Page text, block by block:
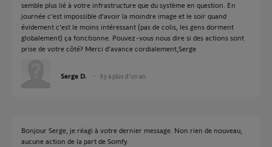
semble plus lié à votre infrastructure que du système en question. En
journée c'est impossible d'avoir la moindre image et le soir quand
évidement c'est le moins intéressant (pas de colis, les gens dorment
globalement) ça fonctionne. Pouvez-vous nous dire si des actions sont
prise de votre côté? Merci d'avance cordialement,Serge
Serge D. il y a plus d'un an
Bonjour Serge, je réagi à votre dernier message. Non rien de nouveau,
aucune action de la part de Somfy.